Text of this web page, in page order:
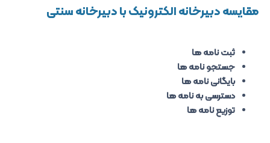
مقایسه دبیرخانه الکترونیک با دبیرخانه سنتی
ثبت نامه ها
جستجو نامه ها
بایگانی نامه ها
دسترسی به نامه ها
توزیع نامه ها